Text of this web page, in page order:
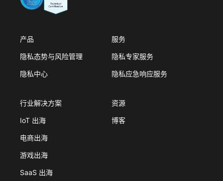
产品
隐私态势与风险管理
隐私中心
服务
隐私专家服务
隐私应急响应服务
行业解决方案
IoT 出海
电商出海
游戏出海
SaaS 出海
资源
博客